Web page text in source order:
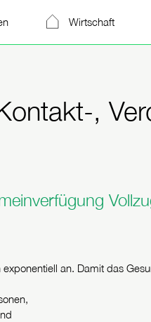
Wirtschaft
,
exponentiell an. Damit das